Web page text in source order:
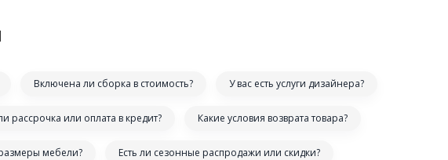
Включена ли сборка в стоимость? У вас есть услуги дизайнера?
рассрочка или оплата в кредит? Какие условия возврата товара?
мебели? Есть ли сезонные распродажи или скидки?